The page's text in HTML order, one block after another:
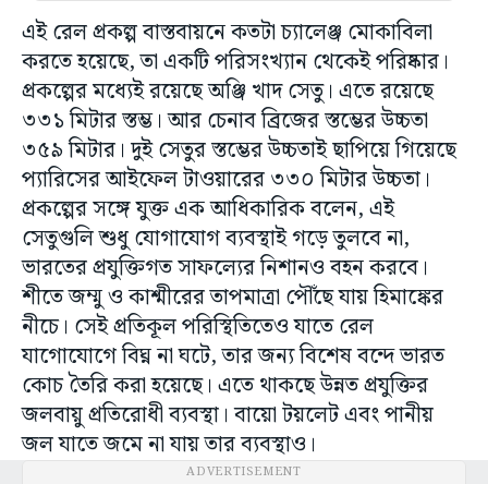
এই রেল প্রকল্প বাস্তবায়নে কতটা চ্যালেঞ্জ মোকাবিলা
করতে হয়েছে, তা একটি পরিসংখ্যান থেকেই পরিষ্কার।
প্রকল্পের মধ্যেই রয়েছে অঞ্জি খাদ সেতু। এতে রয়েছে
৩৩১ মিটার স্তম্ভ। আর চেনাব ব্রিজের স্তম্ভের উচ্চতা
৩৫৯ মিটার। দুই সেতুর স্তম্ভের উচ্চতাই ছাপিয়ে গিয়েছে
প্যারিসের আইফেল টাওয়ারের ৩৩০ মিটার উচ্চতা।
প্রকল্পের সঙ্গে যুক্ত এক আধিকারিক বলেন, এই
সেতুগুলি শুধু যোগাযোগ ব্যবস্থাই গড়ে তুলবে না,
ভারতের প্রযুক্তিগত সাফল্যের নিশানও বহন করবে।
শীতে জম্মু ও কাশ্মীরের তাপমাত্রা পৌঁছে যায় হিমাঙ্কের
নীচে। সেই প্রতিকূল পরিস্থিতিতেও যাতে রেল
যাগোযোগে বিঘ্ন না ঘটে, তার জন্য বিশেষ বন্দে ভারত
কোচ তৈরি করা হয়েছে। এতে থাকছে উন্নত প্রযুক্তির
জলবায়ু প্রতিরোধী ব্যবস্থা। বায়ো টয়লেট এবং পানীয়
জল যাতে জমে না যায় তার ব্যবস্থাও।
ADVERTISEMENT